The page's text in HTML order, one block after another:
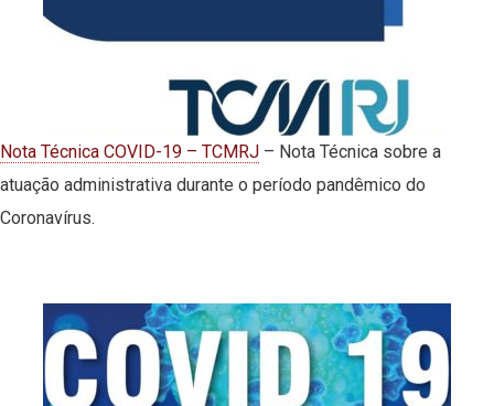
Nota Técnica COVID-19 – TCMRJ – Nota Técnica sobre a
atuação administrativa durante o período pandêmico do
Coronavírus.